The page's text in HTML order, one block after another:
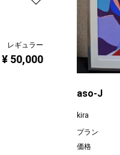
レギュラー
¥ 50,000
aso-J
kira
プラン
価格